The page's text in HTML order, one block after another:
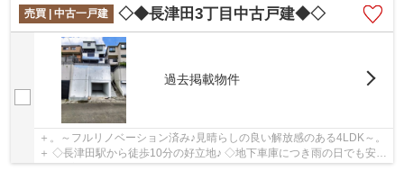
売買 | 中古一戸建
◇◆長津田3丁目中古戸建◆◇
過去掲載物件
＋。～フルリノベーション済み♪見晴らしの良い解放感のある4LDK～。
＋ ◇長津田駅から徒歩10分の好立地♪ ◇地下車庫につき雨の日でも安心
♪ ◇全室収納ございます♪